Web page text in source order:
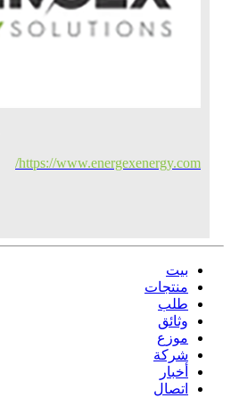
https://www.energexenergy.com/
بيت
منتجات
طلب
وثائق
موزع
شركة
أخبار
اتصال